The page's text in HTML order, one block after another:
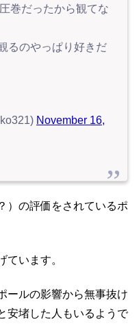
巻だったから観てな
るのやっぱり好きだ
November 16,
）の評価をされているポ
ています。
ールの影響から無事抜け
安堵した人もいるようで